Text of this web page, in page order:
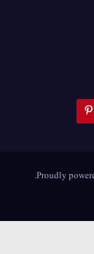
Proudly
.